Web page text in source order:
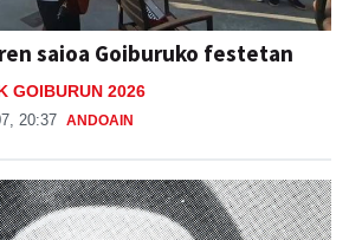
saioa Goiburuko festetan
GOIBURUN 2026
20:37 ANDOAIN